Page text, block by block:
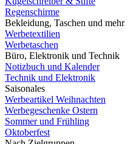
Regenschirme
Bekleidung, Taschen und mehr
Werbetextilien
Werbetaschen
Büro, Elektronik und Technik
Notizbuch und Kalender
Technik und Elektronik
Saisonales
Werbeartikel Weihnachten
Werbegeschenke Ostern
Sommer und Frühling
Oktoberfest